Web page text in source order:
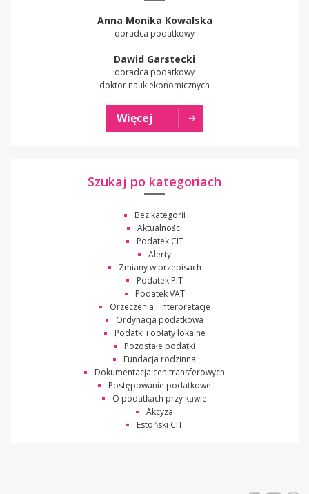
Anna Monika Kowalska
doradca podatkowy
Dawid Garstecki
doradca podatkowy
doktor nauk ekonomicznych
Więcej
Szukaj po kategoriach
Bez kategorii
Aktualności
Podatek CIT
Alerty
Zmiany w przepisach
Podatek PIT
Podatek VAT
Orzeczenia i interpretacje
Ordynacja podatkowa
Podatki i opłaty lokalne
Pozostałe podatki
Fundacja rodzinna
Dokumentacja cen transferowych
Postępowanie podatkowe
O podatkach przy kawie
Akcyza
Estoński CIT